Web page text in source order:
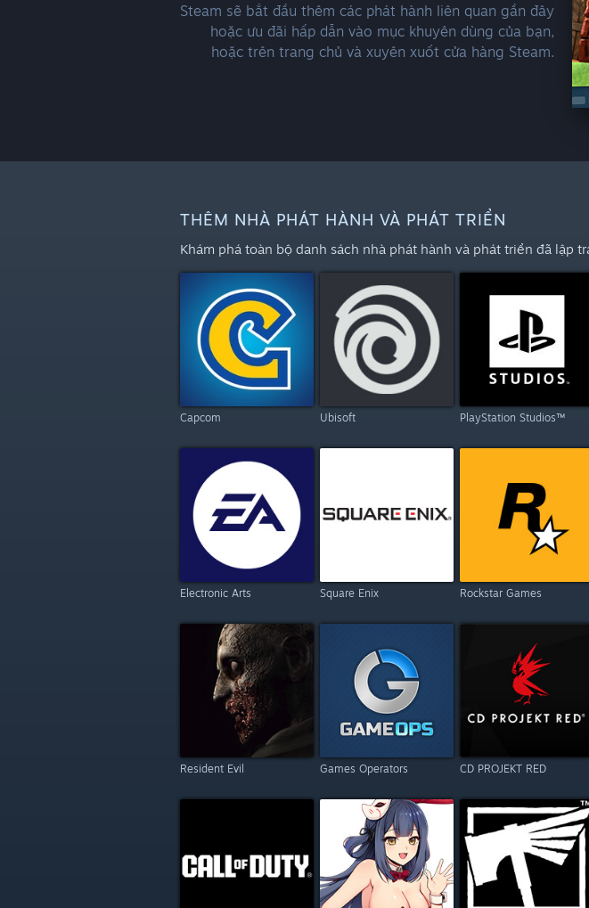
Steam sẽ bắt đầu thêm các phát hành liên quan gần đây
hoặc ưu đãi hấp dẫn vào mục khuyên dùng của bạn,
hoặc trên trang chủ và xuyên xuốt cửa hàng Steam.
THÊM NHÀ PHÁT HÀNH VÀ PHÁT TRIỂN
Khám phá toàn bộ danh sách nhà phát hành và phát triển đã lập
Capcom Ubisoft PlayStation Studios™
Electronic Arts Square Enix Rockstar Games
Resident Evil Games Operators CD PROJEKT RED